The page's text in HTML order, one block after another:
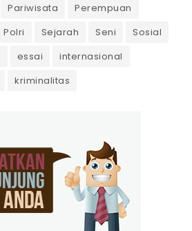
Pariwisata
Perempuan
Polri Sejarah Seni
Sosial
essai
internasional
kriminalitas